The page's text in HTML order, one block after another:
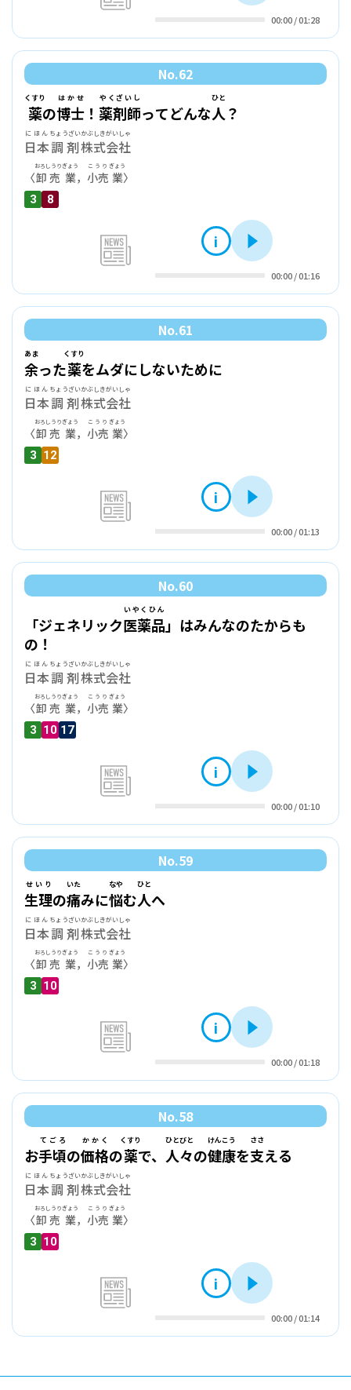
00:00/01:28
No.62
薬
くすり
の博士
はかせ
！ 薬剤師
やくざいし
ってどんな人
ひと
？
日本
にほん
調剤
ちょうざい
株式会社
かぶしきがいしゃ
3 8
〈卸売
おろしうり
業
ぎょう
， 小売
こうり
業
ぎょう
〉
i 再生
00:00/01:16
No.61
余
あま
った薬
くすり
をムダにしないために
日本
にほん
調剤
ちょうざい
株式会社
かぶしきがいしゃ
3 12
〈卸売
おろしうり
業
ぎょう
， 小売
こうり
業
ぎょう
〉
i 再生
00:00/01:13
No.60
「ジェネリック医薬品
いやくひん
」はみんなのたからも
の！
日本
にほん
調剤
ちょうざい
株式会社
かぶしきがいしゃ
3 10 17
〈卸売
おろしうり
業
ぎょう
， 小売
こうり
業
ぎょう
〉
i 再生
00:00/01:10
No.59
生理
せいり
の痛
いた
みに悩
なや
む人
ひと
へ
日本
にほん
調剤
ちょうざい
株式会社
かぶしきがいしゃ
3 10
〈卸売
おろしうり
業
ぎょう
， 小売
こうり
業
ぎょう
〉
i 再生
00:00/01:18
No.58
お手頃
てごろ
の価格
かかく
の薬
くすり
で、 人々
ひとびと
の健康
けんこう
を支
ささ
える
日本
にほん
調剤
ちょうざい
株式会社
かぶしきがいしゃ
3 10
〈卸売
おろしうり
業
ぎょう
， 小売
こうり
業
ぎょう
〉
i 再生
00:00/01:14